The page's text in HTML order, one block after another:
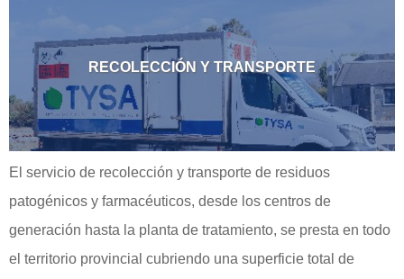
RECOLECCIÓN Y TRANSPORTE
El servicio de recolección y transporte de residuos
patogénicos y farmacéuticos, desde los centros de
generación hasta la planta de tratamiento, se presta en todo
el territorio provincial cubriendo una superficie total de